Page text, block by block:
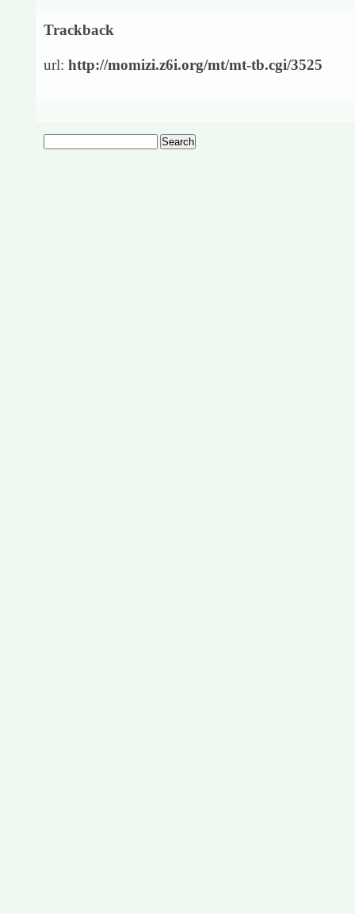
Trackback
url: http://momizi.z6i.org/mt/mt-tb.cgi/3525